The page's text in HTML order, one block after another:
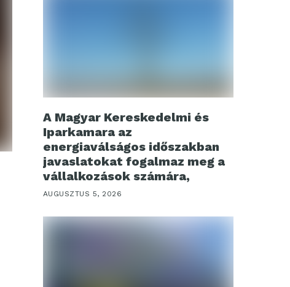
A Magyar Kereskedelmi és
Iparkamara az
energiaválságos időszakban
javaslatokat fogalmaz meg a
vállalkozások számára,
AUGUSZTUS 5, 2026